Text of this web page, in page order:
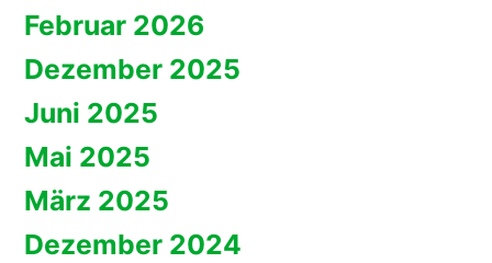
Februar 2026
Dezember 2025
Juni 2025
Mai 2025
März 2025
Dezember 2024